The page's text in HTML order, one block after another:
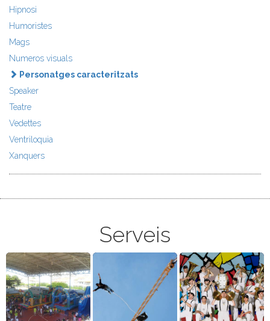
Hipnosi
Humoristes
Mags
Numeros visuals
Personatges caracteritzats
Speaker
Teatre
Vedettes
Ventriloquia
Xanquers
Serveis